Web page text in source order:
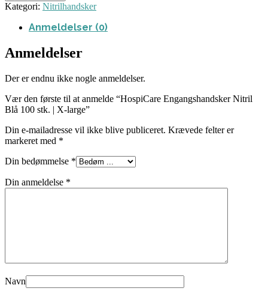
Kategori: Nitrilhandsker
Anmeldelser (0)
Anmeldelser
Der er endnu ikke nogle anmeldelser.
Vær den første til at anmelde “HospiCare Engangshandsker Nitril
Blå 100 stk. | X-large”
Din e-mailadresse vil ikke blive publiceret. Krævede felter er
markeret med *
Din bedømmelse *
Din anmeldelse *
Navn